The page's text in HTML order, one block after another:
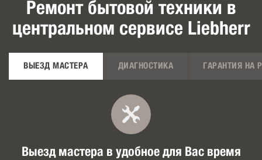
Ремонт бытовой техники в
центральном сервисе Liebherr
ВЫЕЗД МАСТЕРА ДИАГНОСТИКА ГАРАНТИЯ НА
Выезд мастера в удобное для Вас время